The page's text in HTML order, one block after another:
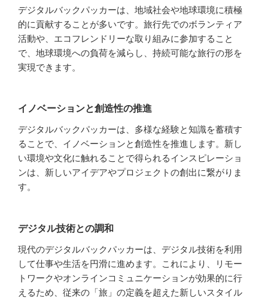
デジタルバックパッカーは、地域社会や地球環境に積極
的に貢献することが多いです。旅行先でのボランティア
活動や、エコフレンドリーな取り組みに参加すること
で、地球環境への負荷を減らし、持続可能な旅行の形を
実現できます。
イノベーションと創造性の推進
デジタルバックパッカーは、多様な経験と知識を蓄積す
ることで、イノベーションと創造性を推進します。新し
い環境や文化に触れることで得られるインスピレーショ
ンは、新しいアイデアやプロジェクトの創出に繋がりま
す。
デジタル技術との調和
現代のデジタルバックパッカーは、デジタル技術を利用
して仕事や生活を円滑に進めます。これにより、リモー
トワークやオンラインコミュニケーションが効果的に行
えるため、従来の「旅」の定義を超えた新しいスタイル